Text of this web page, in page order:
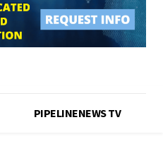
PIPELINENEWS TV